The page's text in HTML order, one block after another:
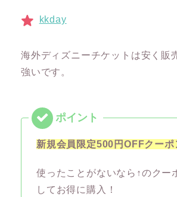
kkday
海外ディズニーチケットは安く販
強いです。
新規会員限定500円OFFクーポ
使ったことがないなら↑のクー
してお得に購入！